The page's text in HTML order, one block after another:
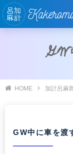
HOME 加計呂麻
GW中に車を渡